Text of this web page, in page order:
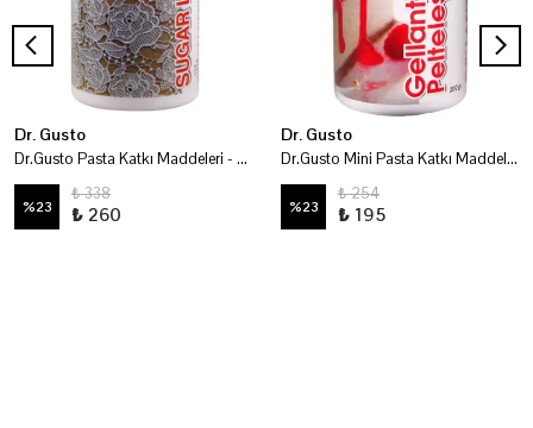
Dr. Gusto
Dr.Gusto Pasta Katkı Maddeleri - Dantel Tozu 250 Gr
%23
₺ 338
₺ 260
Dr. Gusto
Dr.Gusto Mini Pasta Katkı Maddeleri - Pelteleştirici 100 Gr
%23
₺ 254
₺ 195